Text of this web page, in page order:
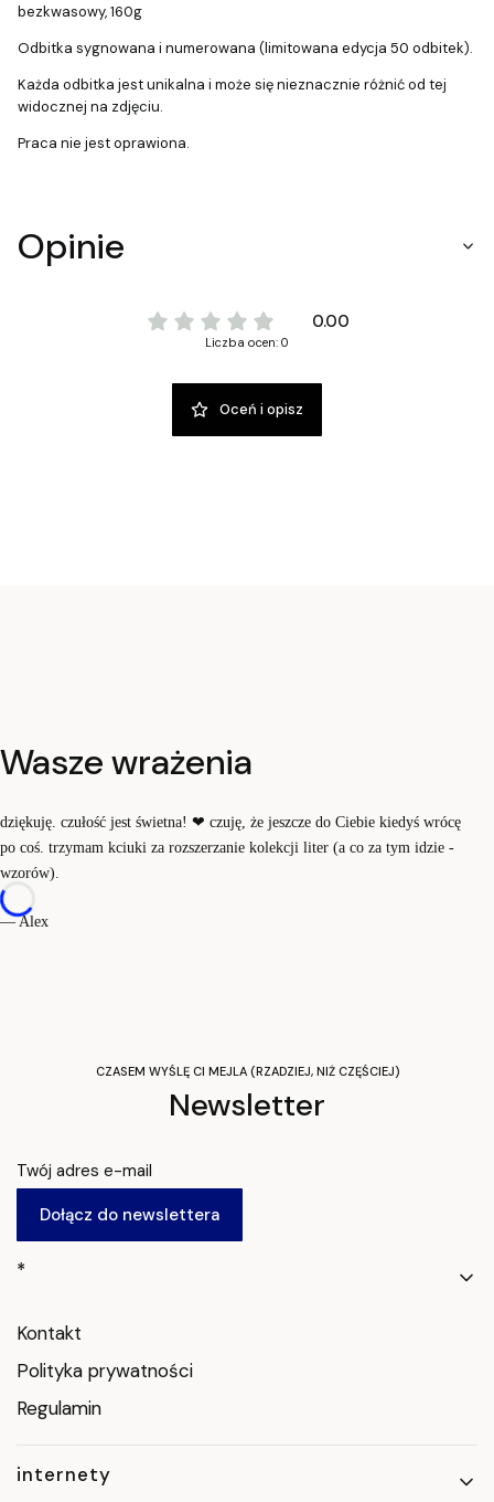
bezkwasowy, 160g
Odbitka sygnowana i numerowana (limitowana edycja 50 odbitek).
Każda odbitka jest unikalna i może się nieznacznie różnić od tej
widocznej na zdjęciu.
Praca nie jest oprawiona.
Opinie
0.00
Liczba ocen: 0
Oceń i opisz
Wasze wrażenia
dziękuję. czułość jest świetna! ❤ czuję, że jeszcze do Ciebie kiedyś wrócę
po coś. trzymam kciuki za rozszerzanie kolekcji liter (a co za tym idzie -
wzorów).
— Alex
CZASEM WYŚLĘ CI MEJLA (RZADZIEJ, NIŻ CZĘŚCIEJ)
Newsletter
Twój adres e-mail
Dołącz do newslettera
Linki w stopce
*
Kontakt
Polityka prywatności
Regulamin
internety